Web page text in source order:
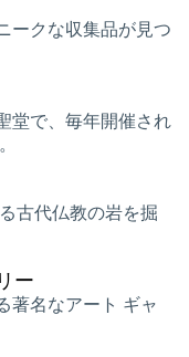
ークな収集品が見つ
堂で、毎年開催され
古代仏教の岩を掘
ー
著名なアート ギャ